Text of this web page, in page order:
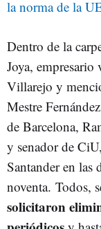
la norma de la
Dentro de la
Joya,
Villarejo y
Mestre
de Barcelona,
y senador de
Santander en las
noventa. Todos,
solicitaron